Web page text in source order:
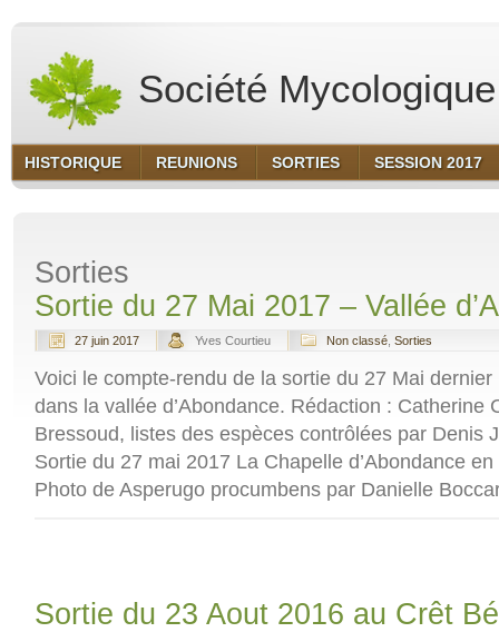
Société
HISTORIQUE REUNIONS SORTIES SESSION 2017
Sorties
Sortie du 27 Mai 2017 – Vallée
27 juin 2017 Yves Courtieu Non classé Sorties
Voici le compte-rendu de la sortie du 27 Mai
dans la vallée d’Abondance. Rédaction : Catherine
Bressoud, listes des espèces contrôlées par Denis
Sortie du 27 mai 2017 La Chapelle d’Abondance
Photo de Asperugo procumbens par Danielle
Sortie du 23 Aout 2016 au Crêt